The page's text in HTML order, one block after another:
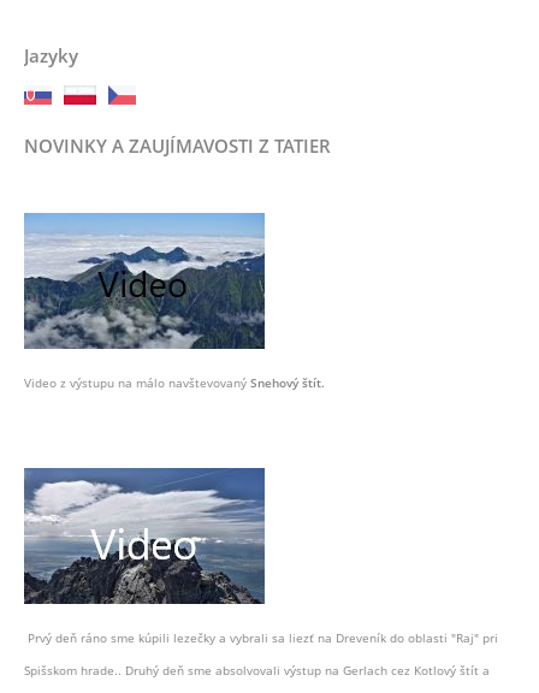
Jazyky
NOVINKY A ZAUJÍMAVOSTI Z TATIER
Video z výstupu na málo navštevovaný Snehový štít.
Prvý deň ráno sme kúpili lezečky a vybrali sa liezť na Dreveník do oblasti "Raj" pri
Spišskom hrade.. Druhý deň sme absolvovali výstup na Gerlach cez Kotlový štít a